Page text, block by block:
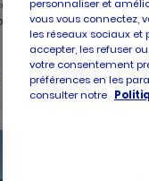
de proximité, vous
magasin. Pour
personnaliser et
vous vous connectez,
les réseaux sociaux et
accepter, les refuser
votre consentement
préférences en les
consulter notre